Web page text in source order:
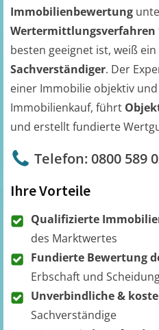
Immobilienbewertung
Wertermittlungsverfahren
besten geeignet ist, weiß ein
Sachverständiger. Der
einer Immobilie objektiv
Immobilienkauf, führt
und erstellt fundierte
Telefon: 0800 589
Ihre Vorteile
Qualifizierte
des Marktwertes
Fundierte Bewertung
Erbschaft und
Unverbindliche &
Sachverständige